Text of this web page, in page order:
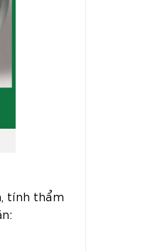
tính thẩm